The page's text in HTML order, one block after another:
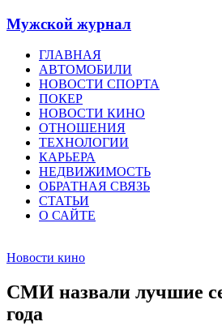
Мужской журнал
ГЛАВНАЯ
АВТОМОБИЛИ
НОВОСТИ СПОРТА
ПОКЕР
НОВОСТИ КИНО
ОТНОШЕНИЯ
ТЕХНОЛОГИИ
КАРЬЕРА
НЕДВИЖИМОСТЬ
ОБРАТНАЯ СВЯЗЬ
СТАТЬИ
О САЙТЕ
Новости кино
СМИ назвали лучшие
года